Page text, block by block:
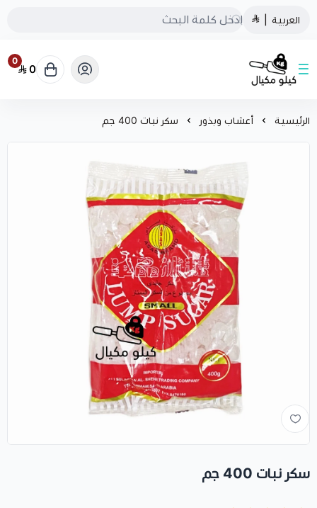
العربية
كيلو مكيال
0
0
الرئيسية أعشاب وبذور سكر نبات 400 جم
سكر نبات 400 جم